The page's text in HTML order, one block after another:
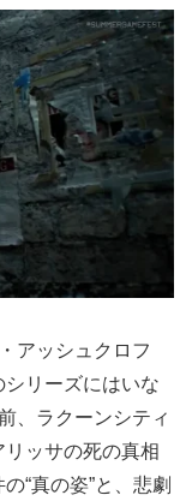
アッシュクロフ
シリーズにはいな
、ラクーンシティ
ッサの死の真相
“真の姿”と、悲劇